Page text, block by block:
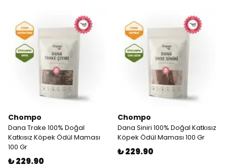
Chompo
Dana Trake 100% Doğal
Katkısız Köpek Ödül Maması
100 Gr
₺ 229.90
Chompo
Dana Siniri 100% Doğal Katkısız
Köpek Ödül Maması 100 Gr
₺ 229.90